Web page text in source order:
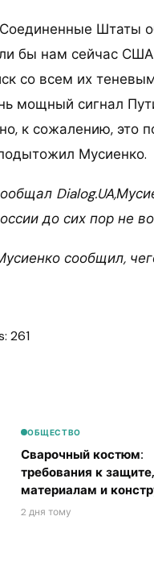
Штаты
бы нам сейчас США
со всем их
мощный сигнал
к сожалению, это
Мусиенко.
до сих пор не
сообщил,
261
ОБЩЕСТВО
Сварочный костюм:
требования к защите,
материалам и
2 дня тому